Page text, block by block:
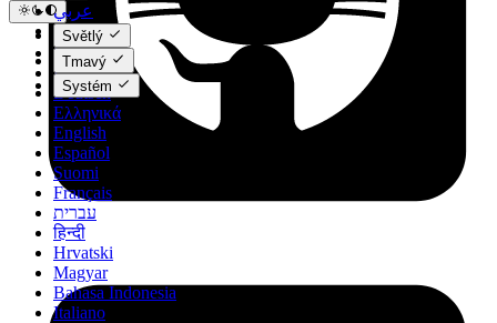
عربي
Català
Čeština
Dansk
Deutsch
Ελληνικά
English
Español
Suomi
Français
עברית
हिन्दी
Hrvatski
Magyar
Bahasa Indonesia
Italiano
Světlý
Tmavý
Systém